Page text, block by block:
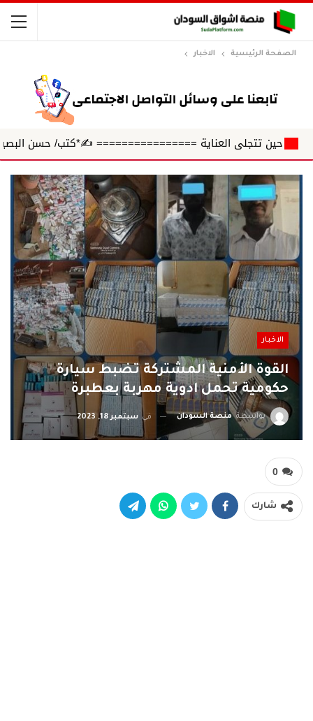
الصفحة الرئيسية الاخبار
تتجلى العناية ================ ✍️*كتب/ حسن البصير*
الاخبار
القوة الأمنية المشتركة تضبط سيارة
حكومية تحمل ادوية مهربة بعطبرة
بواسطةمنصة السودان في سبتمبر 18, 2023
0
شارك